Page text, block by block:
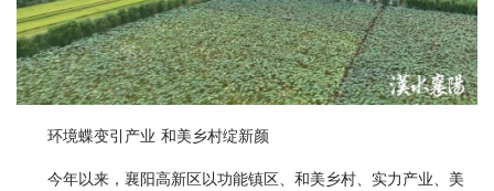
环境蝶变引产业 和美乡村绽新颜
今年以来，襄阳高新区以功能镇区、和美乡村、实力产业、美